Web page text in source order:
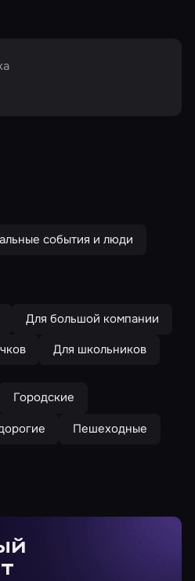
события и люди
Для большой компании
Для школьников
Городские
Пешеходные